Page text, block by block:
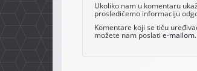
Ukoliko nam u komentaru
prosledićemo informaciju
Komentare koji se tiču
možete nam poslati e-mailom.